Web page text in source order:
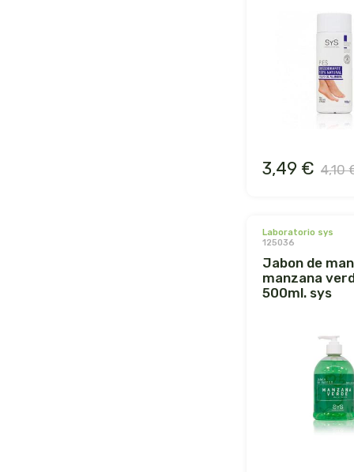
3,49 € 4,10
laboratorio sys
125036
jabon de manos
manzana
500ml. sys